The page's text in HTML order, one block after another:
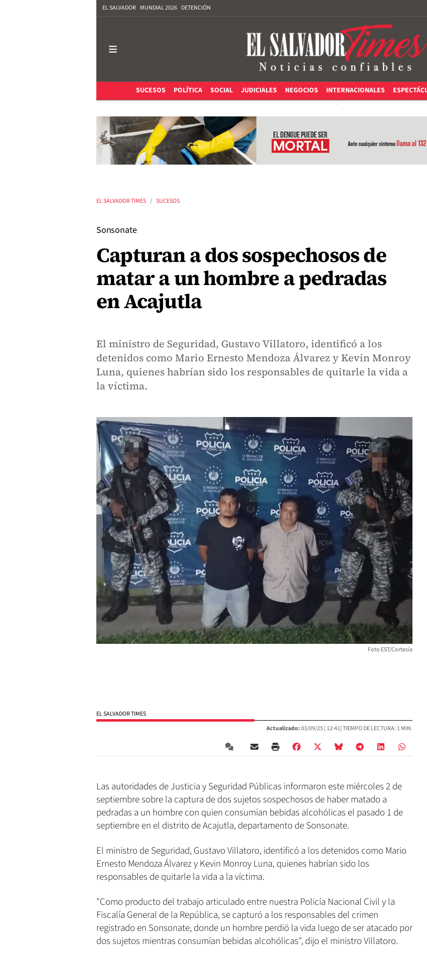
EL SALVADOR MUNDIAL 2026 DETENCIÓN
SUCESOS
POLÍTICA SOCIAL JUDICIALES NEGOCIOS INTERNACIONALES
EL SALVADOR TIMES SUCESOS
Sonsonate
Capturan a dos sospechosos de
matar a un hombre a pedradas
en Acajutla
El ministro de Seguridad, Gustavo Villatoro, identificó a los
detenidos como Mario Ernesto Mendoza Álvarez y Kevin Monroy
Luna, quienes habrían sido los responsables de quitarle la vida a
la víctima.
Foto EST/Cortesía
EL SALVADOR TIMES
Actualizado:03/09/25 | 12:41| TIEMPO DE LECTURA: 1 MIN.
Las autoridades de Justicia y Seguridad Públicas informaron este miércoles 2 de
septiembre sobre la captura de dos sujetos sospechosos de haber matado a
pedradas a un hombre con quien consumían bebidas alcohólicas el pasado 1 de
septiembre en el distrito de Acajutla, departamento de Sonsonate.
El ministro de Seguridad, Gustavo Villatoro, identificó a los detenidos como Mario
Ernesto Mendoza Álvarez y Kevin Monroy Luna, quienes habrían sido los
responsables de quitarle la vida a la víctima.
"Como producto del trabajo articulado entre nuestra Policía Nacional Civil y la
Fiscalía General de la República, se capturó a los responsables del crimen
registrado en Sonsonate, donde un hombre perdió la vida luego de ser atacado por
dos sujetos mientras consumían bebidas alcohólicas", dijo el ministro Villatoro.